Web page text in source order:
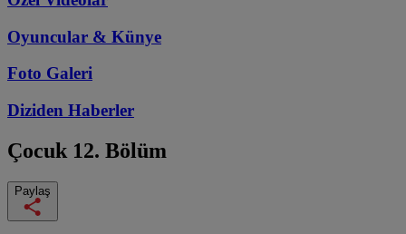
Oyuncular & Künye
Foto Galeri
Diziden Haberler
Çocuk 12. Bölüm
Paylaş